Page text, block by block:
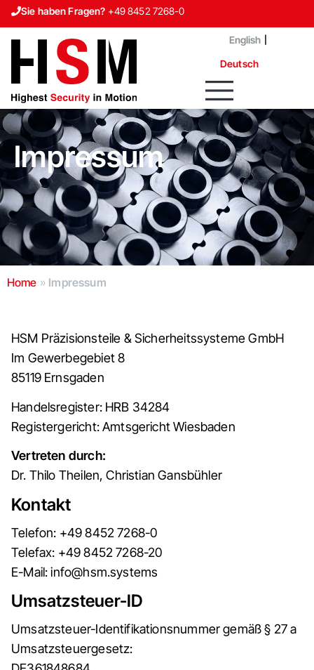
Sie haben Fragen? +49 8452 7268-0
English
Deutsch
Impressum
Home » Impressum
HSM Präzisionsteile & Sicherheitssysteme GmbH
Im Gewerbegebiet 8
85119 Ernsgaden
Handelsregister: HRB 34284
Registergericht: Amtsgericht Wiesbaden
Vertreten durch:
Dr. Thilo Theilen, Christian Gansbühler
Kontakt
Telefon: +49 8452 7268-0
Telefax: +49 8452 7268-20
E-Mail: info@hsm.systems
Umsatzsteuer-ID
Umsatzsteuer-Identifikationsnummer gemäß § 27 a
Umsatzsteuergesetz: